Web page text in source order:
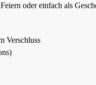
oder einfach als
Verschluss